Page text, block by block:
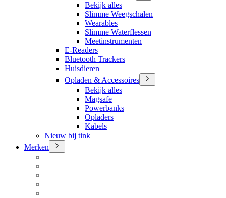
Bekijk alles
Slimme Weegschalen
Wearables
Slimme Waterflessen
Meetinstrumenten
E-Readers
Bluetooth Trackers
Huisdieren
Opladen & Accessoires
Bekijk alles
Magsafe
Powerbanks
Opladers
Kabels
Nieuw bij tink
Merken